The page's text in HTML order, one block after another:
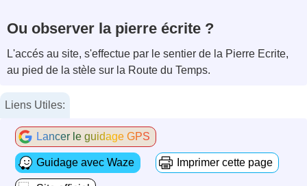
Ou observer la pierre écrite ?
L'accés au site, s'effectue par le sentier de la Pierre Ecrite,
au pied de la stèle sur la Route du Temps.
Liens Utiles:
Lancer le guidage GPS
Guidage avec Waze Imprimer cette page